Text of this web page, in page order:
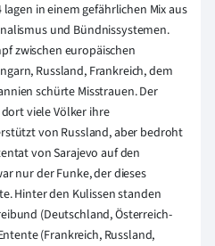
in einem gefährlichen Mix aus
und Bündnissystemen.
zwischen europäischen
Russland, Frankreich, dem
schürte Misstrauen. Der
viele Völker ihre
von Russland, aber bedroht
von Sarajevo auf den
nur der Funke, der dieses
Hinter den Kulissen standen
(Deutschland, Österreich-
(Frankreich, Russland,